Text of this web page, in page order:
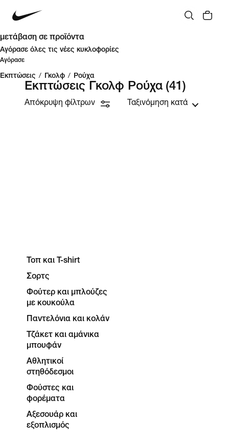
μετάβαση σε προϊόντα
Αγόρασε όλες τις νέες κυκλοφορίες
Αγόρασε
Εκπτώσεις / Γκολφ / Ρούχα
Εκπτώσεις Γκολφ Ρούχα (41)
Απόκρυψη φίλτρων Ταξινόμηση κατά
Τοπ και T-shirt
Σορτς
Φούτερ και μπλούζες
με κουκούλα
Παντελόνια και κολάν
Τζάκετ και αμάνικα
μπουφάν
Αθλητικοί
στηθόδεσμοι
Φούστες και
φορέματα
Αξεσουάρ και
εξοπλισμός